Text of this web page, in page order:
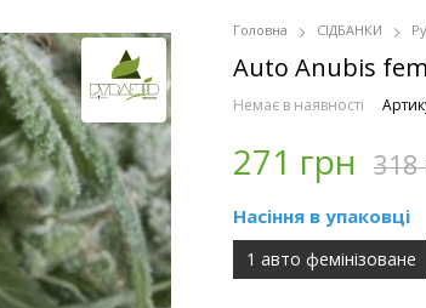
Головна СІДБАНКИ
Auto Anubis
Немає в наявності
271 грн 318
Насіння в упаковці
1 авто фемінізоване